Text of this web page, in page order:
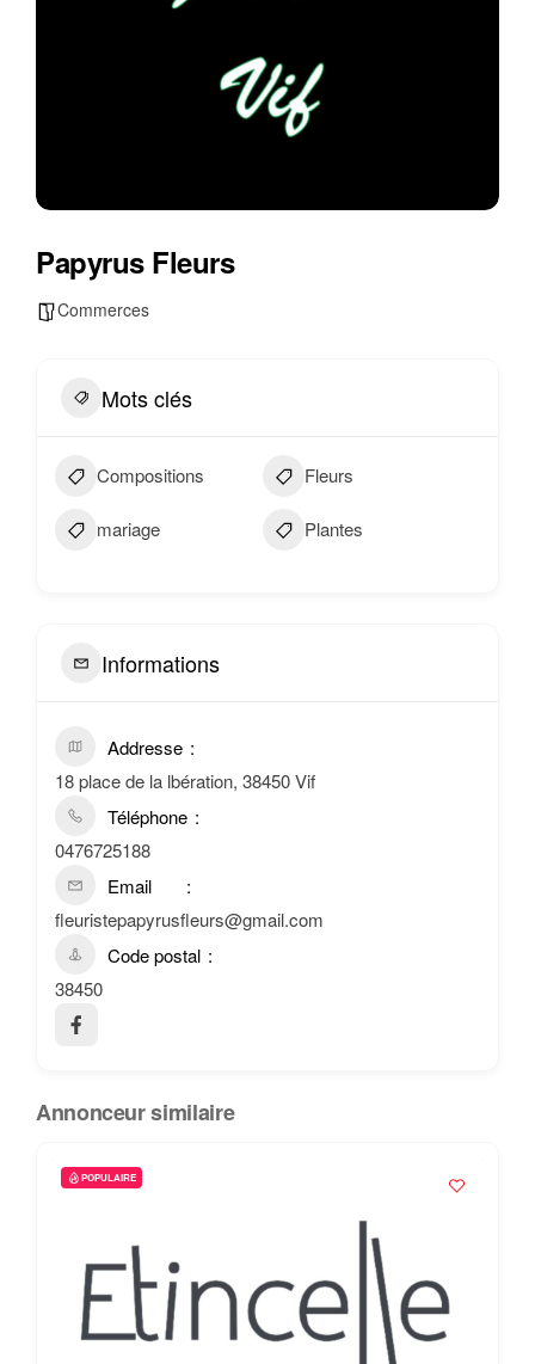
Papyrus Fleurs
Commerces
Mots clés
Compositions Fleurs
mariage Plantes
Informations
Addresse
18 place de la lbération, 38450 Vif
Téléphone
0476725188
Email
fleuristepapyrusfleurs@gmail.com
Code postal
38450
Annonceur similaire
POPULAIRE